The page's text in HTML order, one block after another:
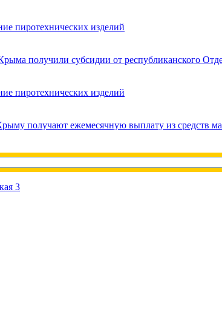
пиротехнических изделий
получили субсидии от республиканского
пиротехнических изделий
получают ежемесячную выплату из средств